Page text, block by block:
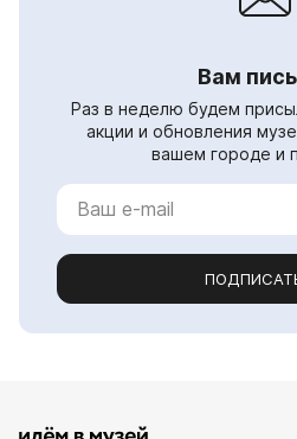
Вам
Раз в неделю будем
акции и обновления
вашем городе и